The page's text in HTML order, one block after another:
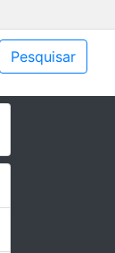
Pesquisar